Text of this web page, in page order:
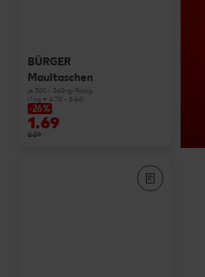
BÜRGER
Maultaschen
je 300 - 360-g-Packg.
(1 kg = 4.70 - 5.64)
-26%
1.69
2.29